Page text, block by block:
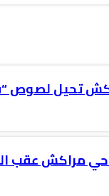
تحيل لصوص
مراكش عقب